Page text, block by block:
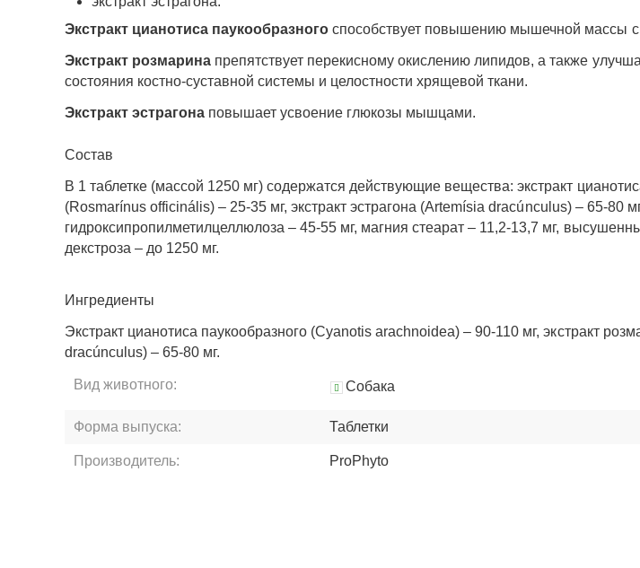
Экстракт цианотиса паукообразного способствует повышению мышечной массы
Экстракт розмарина препятствует перекисному окислению липидов, а также
состояния костно-суставной системы и целостности хрящевой ткани.
Экстракт эстрагона повышает усвоение глюкозы мышцами.
Состав
В 1 таблетке (массой 1250 мг) содержатся действующие вещества: экстракт
(Rosmarínus officinális) – 25-35 мг, экстракт эстрагона (Artemísia dracúnculus) – 65-80
гидроксипропилметилцеллюлоза – 45-55 мг, магния стеарат – 11,2-13,7 мг,
декстроза – до 1250 мг.
Ингредиенты
Экстракт цианотиса паукообразного (Cyanotis arachnoidea) – 90-110 мг, экстракт
dracúnculus) – 65-80 мг.
Вид животного: Собака
Форма выпуска: Таблетки
Производитель: ProPhyto